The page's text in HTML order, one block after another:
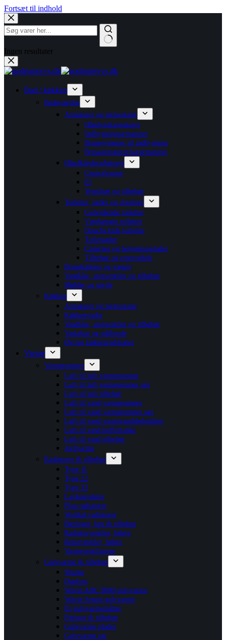
Fortsæt til indhold
Ingen resultater
Bad / køkken
Badeværelse
Armaturer og termostater
Håndvaskarmaturer
Indbygningsarmaturer
Brusesystemer til indbygning
Brusearmaturer/kararmaturer
Håndklæderadiatorer
Centralvarme
El
Ventilsæt og tilbehør
Toiletter, sæder og cisterner
Gulvstående toiletter
Væghængte toiletter
Douche bide toiletter
Toiletsæder
Cisterner og betjeningsplader
Tilbehør og reservedele
Brusekabiner og vægge
Vandlåse, stopventiler og tilbehør
Møbler og spejle
Køkken
Armaturer og termostater
Køkkenvaske
Vandlåse, stopventiler og tilbehør
Vaskekar og stålborde
Øvrige køkkenredskaber
Varme
Varmepumper
Luft til luft varmepumper
Luft til luft varmepumper sæt
Luft til luft tilbehør
Luft til vand varmepumper
Luft til vand varmepumper sæt
Luft til vand varmtvandsbeholdere
Luft til vand buffertanke
Luft til vand tilbehør
Jordvarme
Radiatorer & tilbehør
Type 11
Type 22
Type 33
Lavkonvektor
Plan radiatorer
Vertikal radiatorer
Bæringer, ben & tilbehør
Radiatorventiler, følere
Returventiler, følere
Varmeventilatorer
Gulvvarme & tilbehør
Shunte
Danfoss
Wavin AHC 9000 gulvvarme
Wavin Sentio gulvvarme
El gulvvarmemåtter
Fittings & tilbehør
Gulvvarme plader
Gulvvarme rør